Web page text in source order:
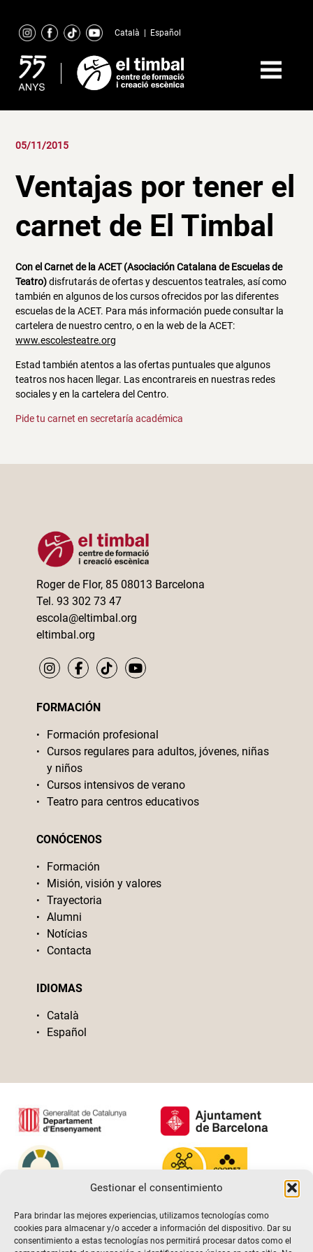
Gestionar el consentimiento
Para brindar las mejores experiencias, utilizamos tecnologías como
cookies para almacenar y/o acceder a información del dispositivo. Dar su
consentimiento a estas tecnologías nos permitirá procesar datos como el
content
Català Español
05/11/2015
Ventajas por tener el
carnet de El Timbal
Con el Carnet de la ACET (Asociación Catalana de Escuelas de
Teatro)disfrutarás de ofertas y descuentos teatrales, así como
también en algunos de los cursos ofrecidos por las diferentes
escuelas de la ACET. Para más información puede consultar la
cartelera de nuestro centro, o en la web de la ACET:
www.escolesteatre.org
Estad también atentos a las ofertas puntuales que algunos
teatros nos hacen llegar. Las encontrareis en nuestras redes
sociales y en la cartelera del Centro.
Pide tu carnet en secretaría académica
Roger de Flor, 85 08013 Barcelona
Tel. 93 302 73 47
escola@eltimbal.org
eltimbal.org
FORMACIÓN
Formación profesional
Cursos regulares para adultos, jóvenes, niñas
y niños
Cursos intensivos de verano
Teatro para centros educativos
CONÓCENOS
Formación
Misión, visión y valores
Trayectoria
Alumni
Notícias
Contacta
IDIOMAS
Català
Español